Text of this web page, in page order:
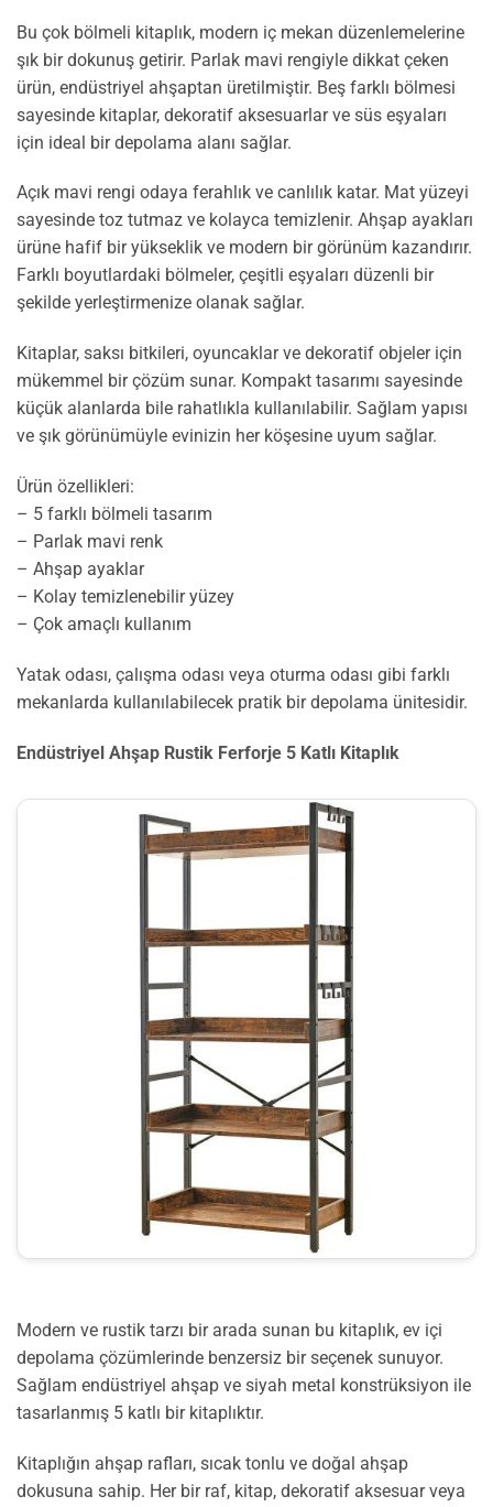
Bu çok bölmeli kitaplık, modern iç mekan düzenlemelerine
şık bir dokunuş getirir. Parlak mavi rengiyle dikkat çeken
ürün, endüstriyel ahşaptan üretilmiştir. Beş farklı bölmesi
sayesinde kitaplar, dekoratif aksesuarlar ve süs eşyaları
için ideal bir depolama alanı sağlar.
Açık mavi rengi odaya ferahlık ve canlılık katar. Mat yüzeyi
sayesinde toz tutmaz ve kolayca temizlenir. Ahşap ayakları
ürüne hafif bir yükseklik ve modern bir görünüm kazandırır.
Farklı boyutlardaki bölmeler, çeşitli eşyaları düzenli bir
şekilde yerleştirmenize olanak sağlar.
Kitaplar, saksı bitkileri, oyuncaklar ve dekoratif objeler için
mükemmel bir çözüm sunar. Kompakt tasarımı sayesinde
küçük alanlarda bile rahatlıkla kullanılabilir. Sağlam yapısı
ve şık görünümüyle evinizin her köşesine uyum sağlar.
Ürün özellikleri:
– 5 farklı bölmeli tasarım
– Parlak mavi renk
– Ahşap ayaklar
– Kolay temizlenebilir yüzey
– Çok amaçlı kullanım
Yatak odası, çalışma odası veya oturma odası gibi farklı
mekanlarda kullanılabilecek pratik bir depolama ünitesidir.
Endüstriyel Ahşap Rustik Ferforje 5 Katlı Kitaplık
Modern ve rustik tarzı bir arada sunan bu kitaplık, ev içi
depolama çözümlerinde benzersiz bir seçenek sunuyor.
Sağlam endüstriyel ahşap ve siyah metal konstrüksiyon ile
tasarlanmış 5 katlı bir kitaplıktır.
Kitaplığın ahşap rafları, sıcak tonlu ve doğal ahşap
dokusuna sahip. Her bir raf, kitap, dekoratif aksesuar veya